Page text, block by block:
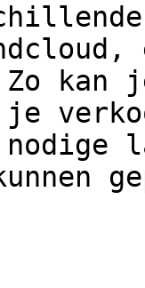
kan je
nodige